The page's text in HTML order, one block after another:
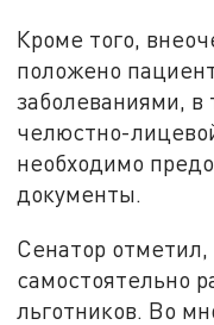
Кроме того,
положено
заболеваниями, в
челюстно-
необходимо
документы.
Сенатор отметил,
самостоятельно
льготников. Во